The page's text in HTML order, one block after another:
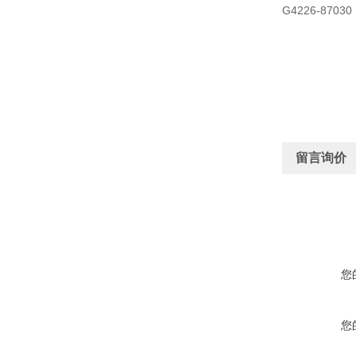
G4226-87030
留言询价
您
您